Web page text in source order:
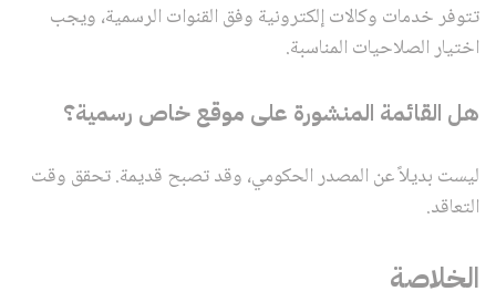
تتوفر خدمات وكالات إلكترونية وفق القنوات الرسمية، ويجب
اختيار الصلاحيات المناسبة.
هل القائمة المنشورة على موقع خاص رسمية؟
ليست بديلاً عن المصدر الحكومي، وقد تصبح قديمة. تحقق وقت
التعاقد.
الخلاصة